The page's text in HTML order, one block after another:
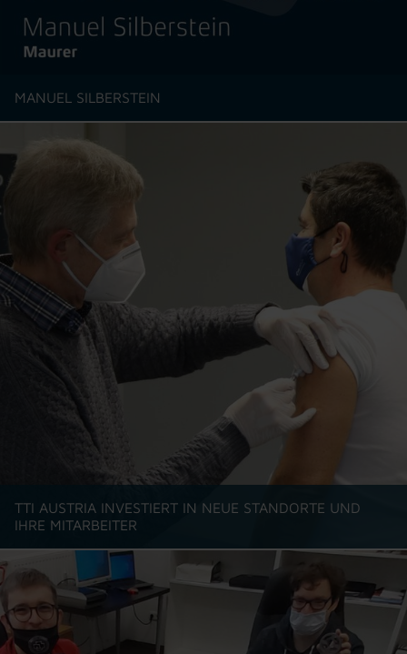
MANUEL SILBERSTEIN
TTI AUSTRIA INVESTIERT IN NEUE STANDORTE UND
IHRE MITARBEITER